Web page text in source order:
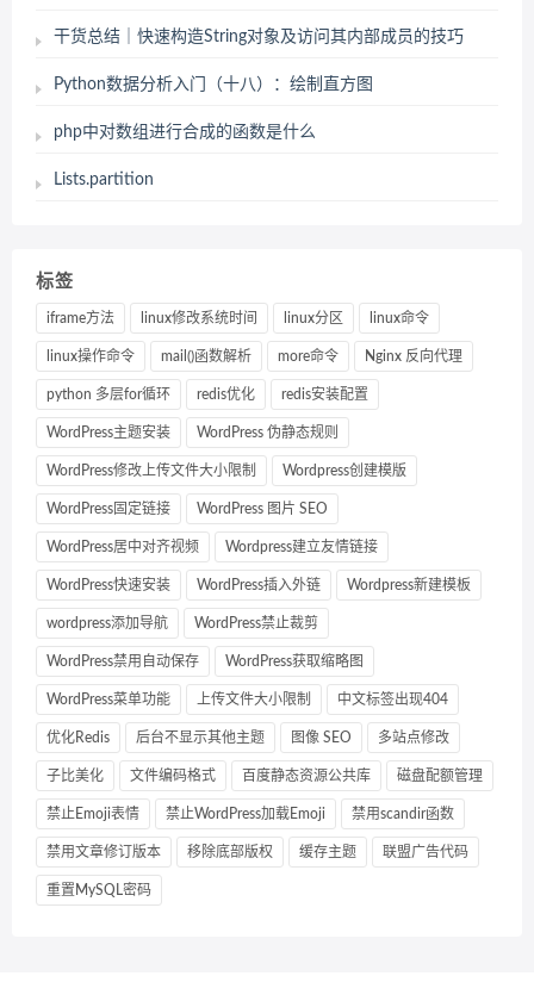
干货总结｜快速构造String对象及访问其内部成员的技巧
Python数据分析入门（十八）：绘制直方图
php中对数组进行合成的函数是什么
Lists.partition
标签
iframe方法 linux修改系统时间 linux分区 linux命令
linux操作命令 mail()函数解析 more命令 Nginx 反向代理
python 多层for循环 redis优化 redis安装配置
WordPress主题安装 WordPress 伪静态规则
WordPress修改上传文件大小限制 Wordpress创建模版
WordPress固定链接 WordPress 图片 SEO
WordPress居中对齐视频 Wordpress建立友情链接
WordPress快速安装 WordPress插入外链 Wordpress新建模板
wordpress添加导航 WordPress禁止裁剪
WordPress禁用自动保存 WordPress获取缩略图
WordPress菜单功能 上传文件大小限制 中文标签出现404
优化Redis 后台不显示其他主题 图像 SEO 多站点修改
子比美化 文件编码格式 百度静态资源公共库 磁盘配额管理
禁止Emoji表情 禁止WordPress加载Emoji 禁用scandir函数
禁用文章修订版本 移除底部版权 缓存主题 联盟广告代码
重置MySQL密码